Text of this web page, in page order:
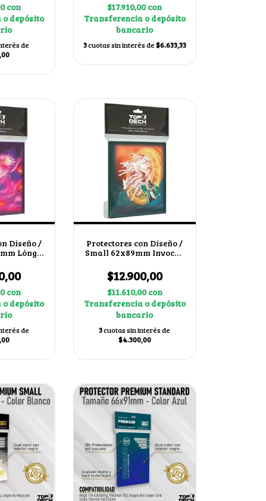
con
depósito
de
$17.910,00con
Transferencia o depósito
bancario
3cuotas sin interés de$6.633,33
Diseño /
Lóng
con
depósito
de
Protectores con Diseño /
Small 62x89mm Invocar
$12.900,00
$11.610,00con
Transferencia o depósito
bancario
3cuotas sin interés de
$4.300,00